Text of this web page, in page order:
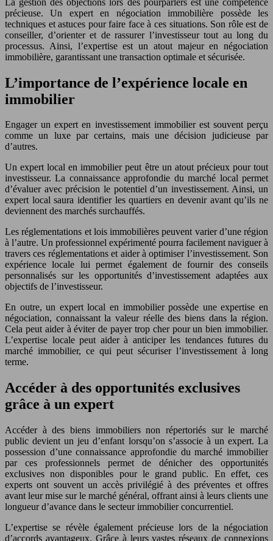
précieuse. Un expert en négociation immobilière possède les
techniques et astuces pour faire face à ces situations. Son rôle est de
conseiller, d’orienter et de rassurer l’investisseur tout au long du
processus. Ainsi, l’expertise est un atout majeur en négociation
immobilière, garantissant une transaction optimale et sécurisée.
L’importance de l’expérience locale en
immobilier
Engager un expert en investissement immobilier est souvent perçu
comme un luxe par certains, mais une décision judicieuse par
d’autres.
Un expert local en immobilier peut être un atout précieux pour tout
investisseur. La connaissance approfondie du marché local permet
d’évaluer avec précision le potentiel d’un investissement. Ainsi, un
expert local saura identifier les quartiers en devenir avant qu’ils ne
deviennent des marchés surchauffés.
Les réglementations et lois immobilières peuvent varier d’une région
à l’autre. Un professionnel expérimenté pourra facilement naviguer à
travers ces réglementations et aider à optimiser l’investissement. Son
expérience locale lui permet également de fournir des conseils
personnalisés sur les opportunités d’investissement adaptées aux
objectifs de l’investisseur.
En outre, un expert local en immobilier possède une expertise en
négociation, connaissant la valeur réelle des biens dans la région.
Cela peut aider à éviter de payer trop cher pour un bien immobilier.
L’expertise locale peut aider à anticiper les tendances futures du
marché immobilier, ce qui peut sécuriser l’investissement à long
terme.
Accéder à des opportunités exclusives
grâce à un expert
Accéder à des biens immobiliers non répertoriés sur le marché
public devient un jeu d’enfant lorsqu’on s’associe à un expert. La
possession d’une connaissance approfondie du marché immobilier
par ces professionnels permet de dénicher des opportunités
exclusives non disponibles pour le grand public. En effet, ces
experts ont souvent un accès privilégié à des préventes et offres
avant leur mise sur le marché général, offrant ainsi à leurs clients une
longueur d’avance dans le secteur immobilier concurrentiel.
L’expertise se révèle également précieuse lors de la négociation
d’accords avantageux. Grâce à leurs vastes réseaux de connexions